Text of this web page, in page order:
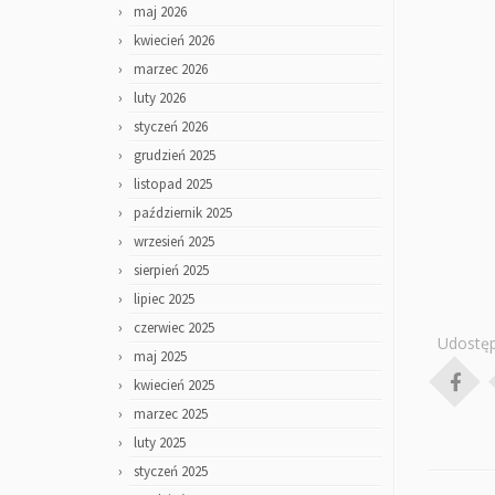
maj 2026
kwiecień 2026
marzec 2026
luty 2026
styczeń 2026
grudzień 2025
listopad 2025
październik 2025
wrzesień 2025
sierpień 2025
lipiec 2025
czerwiec 2025
maj 2025
kwiecień 2025
marzec 2025
luty 2025
styczeń 2025